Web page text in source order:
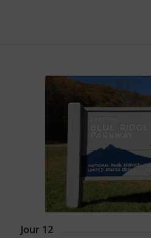
Jour 12